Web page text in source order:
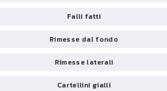
Falli fatti
Rimesse dal fondo
Rimesse laterali
Cartellini gialli